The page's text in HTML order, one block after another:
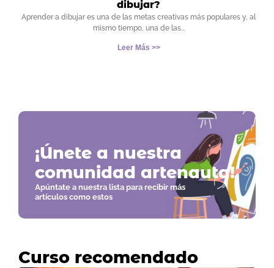
dibujar?
Aprender a dibujar es una de las metas creativas más populares y, al
mismo tiempo, una de las
Leer Más >>
¡Únete a nuestra
comunidad artenauta!
Apúntate a nuestra lista para recibir más
artículos como estos
Curso recomendado